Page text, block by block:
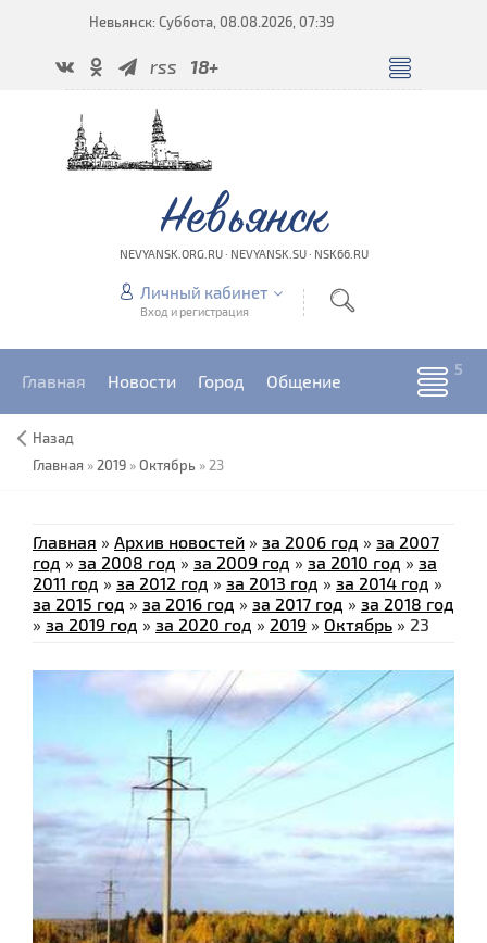
Невьянск: Суббота, 08.08.2026, 07:39
rss 18+
Невьянск
NEVYANSK.ORG.RU · NEVYANSK.SU · NSK66.RU
Личный кабинет
Вход и регистрация
Главная Новости Город Общение
Назад
Главная » 2019 »Октябрь » 23
Главная » Архив новостей » за 2006 год » за 2007
год » за 2008 год » за 2009 год » за 2010 год » за
2011 год » за 2012 год » за 2013 год » за 2014 год »
за 2015 год » за 2016 год » за 2017 год » за 2018 год
» за 2019 год » за 2020 год » 2019 » Октябрь » 23